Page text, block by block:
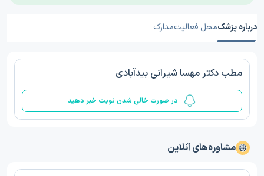
درباره پزشکمحل فعالیتمدارک
مطب دکتر مهسا شیرانی بیدآبادی
در صورت خالی شدن نوبت خبر دهید
مشاوره‌های آنلاین